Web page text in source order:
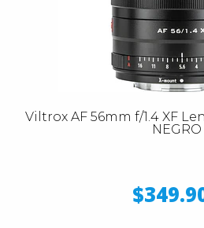
Viltrox AF 56mm f/1.4 XF
NEGRO